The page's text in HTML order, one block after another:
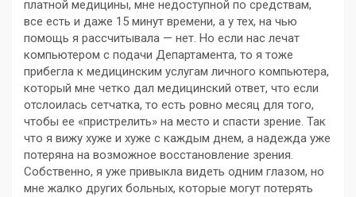
платной медицины, мне недоступной по средствам,
все есть и даже 15 минут времени, а у тех, на чью
помощь я рассчитывала — нет. Но если нас лечат
компьютером с подачи Департамента, то я тоже
прибегла к медицинским услугам личного компьютера,
который мне четко дал медицинский ответ, что если
отслоилась сетчатка, то есть ровно месяц для того,
чтобы ее «пристрелить» на место и спасти зрение. Так
что я вижу хуже и хуже с каждым днем, а надежда уже
потеряна на возможное восстановление зрения.
Собственно, я уже привыкла видеть одним глазом, но
мне жалко других больных, которые могут потерять